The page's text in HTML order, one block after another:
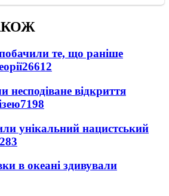
те, що раніше
26612
несподіване відкриття
7198
унікальний нацистський
в океані здивували